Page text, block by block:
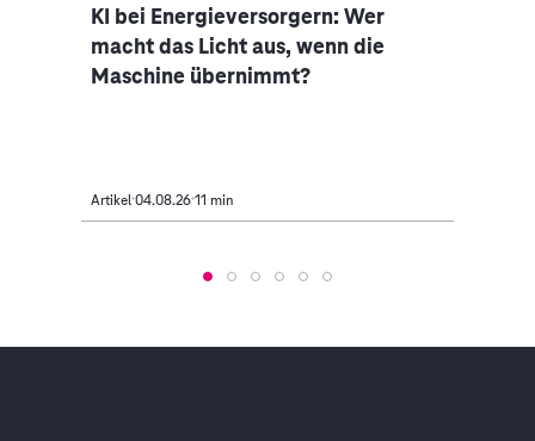
KI bei Energieversorgern: Wer
macht das Licht aus, wenn die
Maschine übernimmt?
Artikel 04.08.26 11 min